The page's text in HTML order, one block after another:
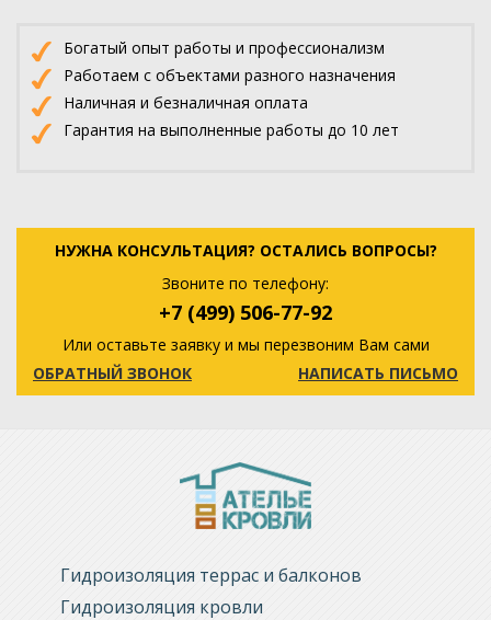
Богатый опыт работы и профессионализм
Работаем с объектами разного назначения
Наличная и безналичная оплата
Гарантия на выполненные работы до 10 лет
НУЖНА КОНСУЛЬТАЦИЯ? ОСТАЛИСЬ ВОПРОСЫ?
Звоните по телефону:
+7 (499) 506-77-92
Или оставьте заявку и мы перезвоним Вам сами
ОБРАТНЫЙ ЗВОНОК
НАПИСАТЬ ПИСЬМО
Гидроизоляция террас и балконов
Гидроизоляция кровли